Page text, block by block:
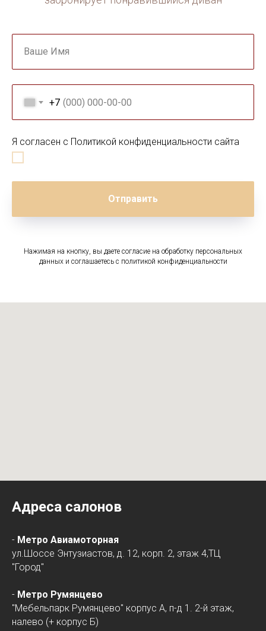
Ваше Имя
+7
Я согласен с Политикой конфиденциальности сайта
Отправить
Нажимая на кнопку, вы даете согласие на обработку персональных
данных и соглашаетесь c политикой конфиденциальности
Адреса салонов
- Метро Авиамоторная
ул.Шоссе Энтузиастов, д. 12, корп. 2, этаж 4,ТЦ
"Город"
- Метро Румянцево
"Мебельпарк Румянцево" корпус А, п-д 1. 2-й этаж,
налево (+ корпус Б)